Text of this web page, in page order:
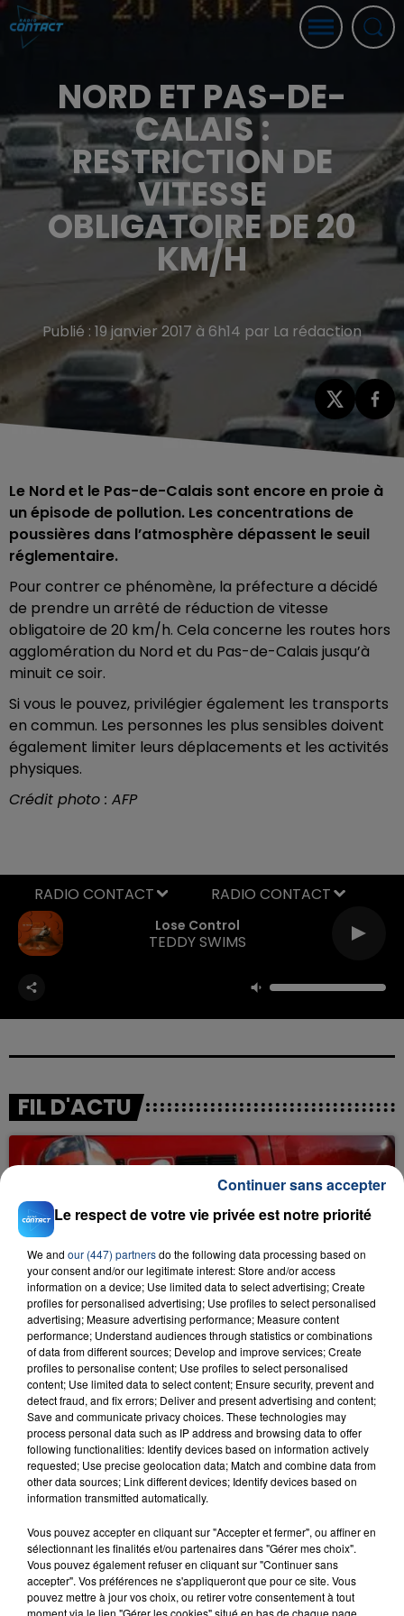
NORD ET PAS-DE-
CALAIS :
RESTRICTION DE
VITESSE
OBLIGATOIRE DE 20
KM/H
Publié : 19 janvier 2017 à 6h14 par La rédaction
Le Nord et le Pas-de-Calais sont encore en proie à
un épisode de pollution. Les concentrations de
poussières dans l’atmosphère dépassent le seuil
réglementaire.
Pour contrer ce phénomène, la préfecture a décidé
de prendre un arrêté de réduction de vitesse
obligatoire de 20 km/h. Cela concerne les routes hors
agglomération du Nord et du Pas-de-Calais jusqu’à
minuit ce soir.
Si vous le pouvez, privilégier également les transports
en commun. Les personnes les plus sensibles doivent
également limiter leurs déplacements et les activités
physiques.
Crédit photo : AFP
Lose Control
TEDDY SWIMS
RADIO CONTACT
FIL D'ACTU
23 juillet 2026
INCENDIE MORTEL À LENS : UNE FEMME ET
SON BÉBÉ ENTRE LA VIE ET LA...
Un homme s'est immolé par le feu après avoir
aspergé sa compagne et leur bébé de trois mois
d'un liquide inflammable.
20 juillet 2026
UNE ADOLESCENTE DEVANT SE FAIRE
OPÉRER DE LA CHEVILLE RESSORT DE LA...
La famille a porté plainte contre la clinique qui a
reconnu sa responsabilité et présenté ses
Le respect de votre vie privée est notre priorité
We and our (447) partnersdo the following data processing based on
your consent and/or our legitimate interest: Store and/or access
information on a device; Use limited data to select advertising; Create
profiles for personalised advertising; Use profiles to select personalised
advertising; Measure advertising performance; Measure content
performance; Understand audiences through statistics or combinations
of data from different sources; Develop and improve services; Create
profiles to personalise content; Use profiles to select personalised
content; Use limited data to select content; Ensure security, prevent and
detect fraud, and fix errors; Deliver and present advertising and content;
Save and communicate privacy choices. These technologies may
process personal data such as IP address and browsing data to offer
following functionalities: Identify devices based on information actively
requested; Use precise geolocation data; Match and combine data from
other data sources; Link different devices; Identify devices based on
information transmitted automatically.
Vous pouvez accepter en cliquant sur "Accepter et fermer", ou affiner en
sélectionnant les finalités et/ou partenaires dans "Gérer mes choix".
Vous pouvez également refuser en cliquant sur "Continuer sans
accepter". Vos préférences ne s'appliqueront que pour ce site. Vous
pouvez mettre à jour vos choix, ou retirer votre consentement à tout
moment via le lien "Gérer les cookies" situé en bas de chaque page.
Continuer sans accepter